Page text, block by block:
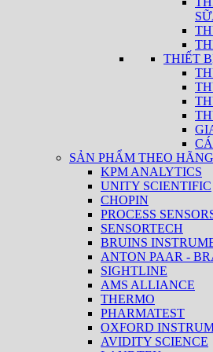
THIẾT
SẢN PHẨM THEO HÃNG
KPM ANALYTICS
UNITY SCIENTIFIC
CHOPIN
PROCESS
SENSORTECH
BRUINS
ANTON PAAR -
SIGHTLINE
AMS ALLIANCE
THERMO
PHARMATEST
OXFORD
AVIDITY SCIENCE